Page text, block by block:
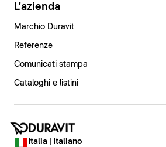
L'azienda
Marchio Duravit
Referenze
Comunicati stampa
Cataloghi e listini
Italia | Italiano